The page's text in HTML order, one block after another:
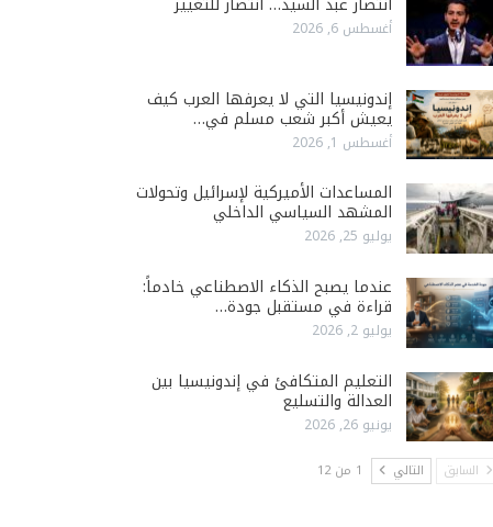
أغسطس 6, 2026
إندونيسيا التي لا يعرفها العرب كيف
يعيش أكبر شعب مسلم في…
أغسطس 1, 2026
المساعدات الأميركية لإسرائيل وتحولات
المشهد السياسي الداخلي
يوليو 25, 2026
عندما يصبح الذكاء الاصطناعي خادماً:
قراءة في مستقبل جودة…
يوليو 2, 2026
التعليم المتكافئ في إندونيسيا بين
العدالة والتسليع
يونيو 26, 2026
السابق التالي 1 من 12